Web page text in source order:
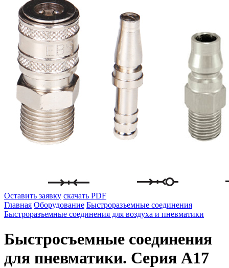
Оставить заявку скачать PDF
Главная Оборудование Быстроразъемные соединения
Быстроразъемные соединения для воздуха и пневматики
Быстросъемные соединения
для пневматики. Серия А17